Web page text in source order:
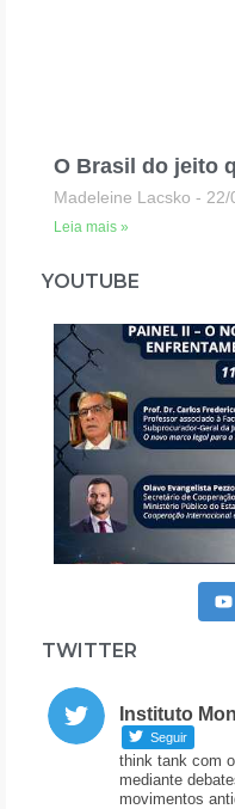
O Brasil do jeito
Madeleine Lacsko 22/
Leia mais »
YOUTUBE
TWITTER
Instituto
Seguir
think tank com
mediante
movimentos